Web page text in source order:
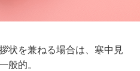
状を兼ねる場合は、寒中見
般的。